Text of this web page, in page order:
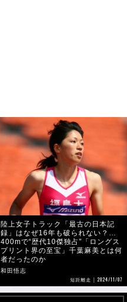
陸上女子トラック「最古の日本記
録」はなぜ16年も破られない？…
400mで“歴代10傑独占”「ロングス
プリント界の至宝」千葉麻美とは何
者だったのか
和田悟志
短距離走 2024/11/07